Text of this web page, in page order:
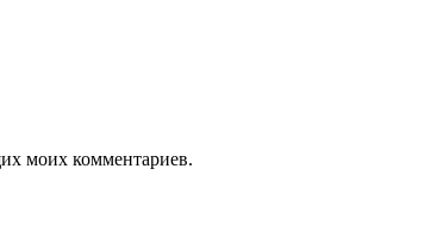
моих комментариев.